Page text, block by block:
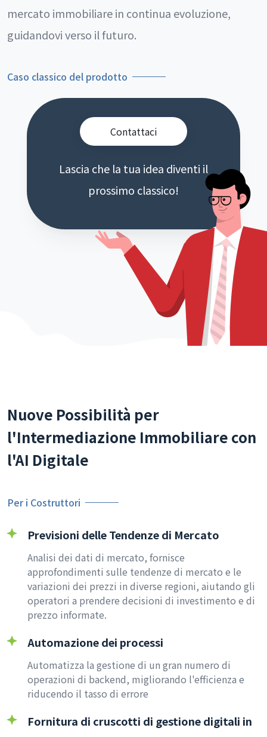
mercato immobiliare in continua evoluzione,
guidandovi verso il futuro.
Caso classico del prodotto
Contattaci
Lascia che la tua idea diventi il
prossimo classico!
Nuove Possibilità per
l'Intermediazione Immobiliare con
l'AI Digitale
Per i Costruttori
Previsioni delle Tendenze di Mercato
Analisi dei dati di mercato, fornisce
approfondimenti sulle tendenze di mercato e le
variazioni dei prezzi in diverse regioni, aiutando gli
operatori a prendere decisioni di investimento e di
prezzo informate.
Automazione dei processi
Automatizza la gestione di un gran numero di
operazioni di backend, migliorando l'efficienza e
riducendo il tasso di errore
Fornitura di cruscotti di gestione digitali in